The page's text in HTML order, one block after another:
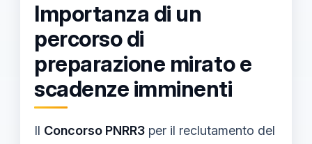
Importanza di un
percorso di
preparazione mirato e
scadenze imminenti
Il Concorso PNRR3 per il reclutamento del